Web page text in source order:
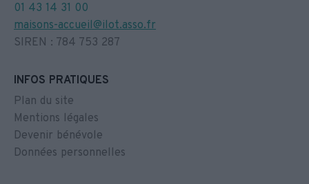
01 43 14 31 00
maisons-accueil@ilot.asso.fr
SIREN : 784 753 287
INFOS PRATIQUES
Plan du site
Mentions légales
Devenir bénévole
Données personnelles